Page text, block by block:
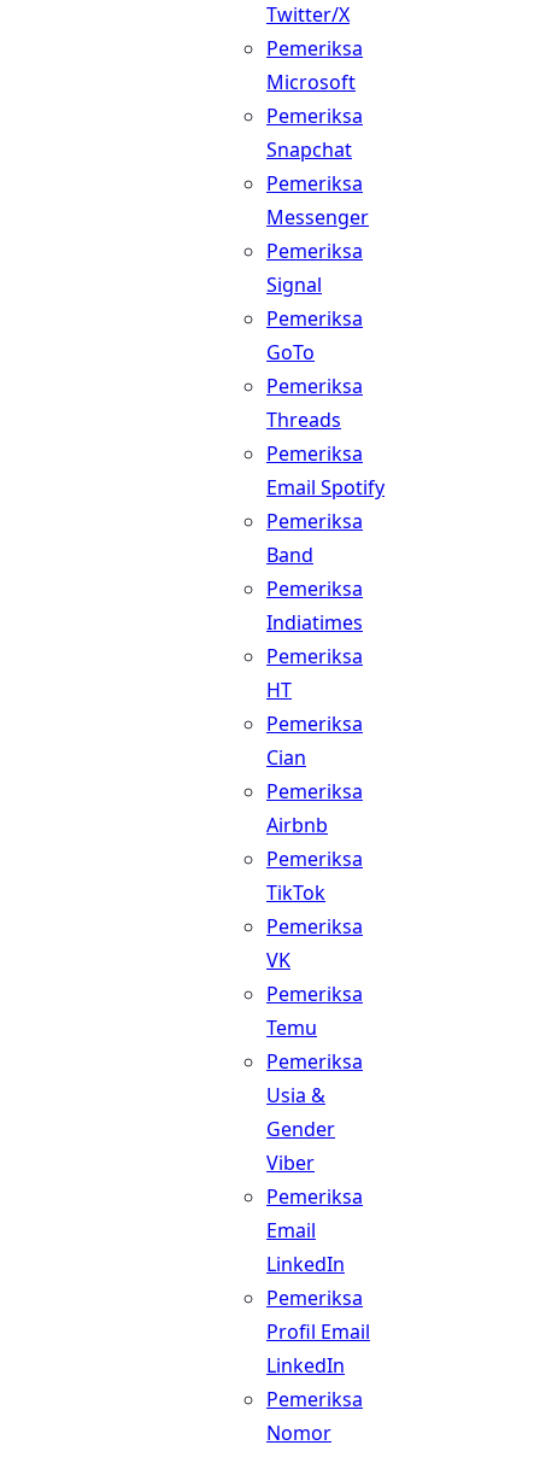
Twitter/X
Pemeriksa
Microsoft
Pemeriksa
Snapchat
Pemeriksa
Messenger
Pemeriksa
Signal
Pemeriksa
GoTo
Pemeriksa
Threads
Pemeriksa
Email Spotify
Pemeriksa
Band
Pemeriksa
Indiatimes
Pemeriksa
HT
Pemeriksa
Cian
Pemeriksa
Airbnb
Pemeriksa
TikTok
Pemeriksa
VK
Pemeriksa
Temu
Pemeriksa
Usia &
Gender
Viber
Pemeriksa
Email
LinkedIn
Pemeriksa
Profil Email
LinkedIn
Pemeriksa
Nomor